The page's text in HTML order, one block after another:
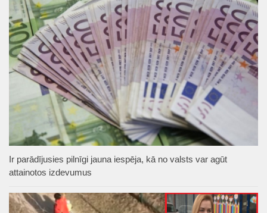
Ir parādījusies pilnīgi jauna iespēja, kā no valsts var agūt
attainotos izdevumus